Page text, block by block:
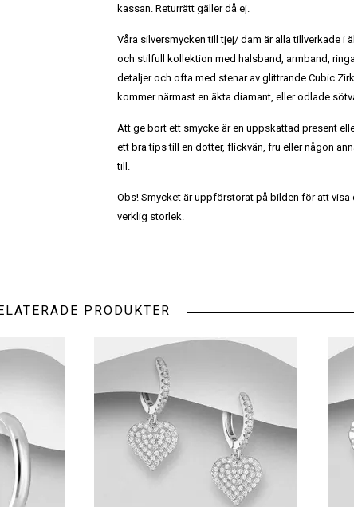
kassan. Returrätt gäller då ej.
Våra silversmycken till tjej/ dam är alla tillverkade i
och stilfull kollektion med halsband, armband,
detaljer och ofta med stenar av glittrande Cubic
kommer närmast en äkta diamant, eller odlade
Att ge bort ett smycke är en uppskattad present
ett bra tips till en dotter, flickvän, fru eller någon
till.
Obs! Smycket är uppförstorat på bilden för att
verklig storlek.
PRODUKTER